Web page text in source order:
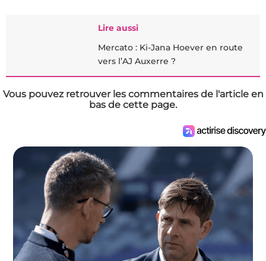
Lire aussi
Mercato : Ki-Jana Hoever en route
vers l’AJ Auxerre ?
Vous pouvez retrouver les commentaires de l'article en
bas de cette page.